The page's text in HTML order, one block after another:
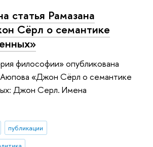
статья Рамазана
Сёрл о семантике
философии» опубликована
Аюпова «‎Джон Сёрл о семантике
Джон Серл. Имена
публикации